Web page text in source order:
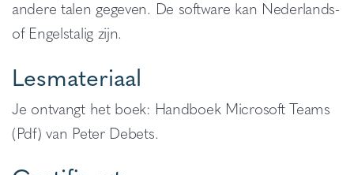
andere talen gegeven. De software kan Nederlands-
of Engelstalig zijn.
Lesmateriaal
Je ontvangt het boek: Handboek Microsoft Teams
(Pdf) van Peter Debets.